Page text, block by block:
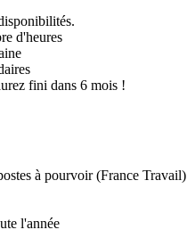
d'heures
fini dans 6 mois !
à pourvoir (France Travail)
l'année